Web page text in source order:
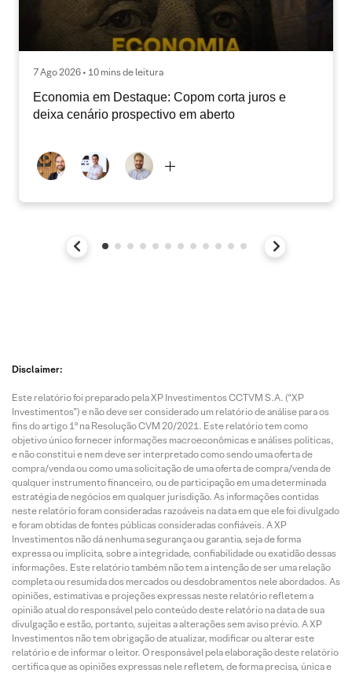
7 Ago 2026 • 10 mins de leitura
Economia em Destaque: Copom corta juros e
deixa cenário prospectivo em aberto
Disclaimer:
Este relatório foi preparado pela XP Investimentos CCTVM S.A. (“XP
Investimentos”) e não deve ser considerado um relatório de análise para os
fins do artigo 1º na Resolução CVM 20/2021. Este relatório tem como
objetivo único fornecer informações macroeconômicas e análises políticas,
e não constitui e nem deve ser interpretado como sendo uma oferta de
compra/venda ou como uma solicitação de uma oferta de compra/venda de
qualquer instrumento financeiro, ou de participação em uma determinada
estratégia de negócios em qualquer jurisdição. As informações contidas
neste relatório foram consideradas razoáveis na data em que ele foi divulgado
e foram obtidas de fontes públicas consideradas confiáveis. A XP
Investimentos não dá nenhuma segurança ou garantia, seja de forma
expressa ou implícita, sobre a integridade, confiabilidade ou exatidão dessas
informações. Este relatório também não tem a intenção de ser uma relação
completa ou resumida dos mercados ou desdobramentos nele abordados. As
opiniões, estimativas e projeções expressas neste relatório refletem a
opinião atual do responsável pelo conteúdo deste relatório na data de sua
divulgação e estão, portanto, sujeitas a alterações sem aviso prévio. A XP
Investimentos não tem obrigação de atualizar, modificar ou alterar este
relatório e de informar o leitor. O responsável pela elaboração deste relatório
certifica que as opiniões expressas nele refletem, de forma precisa, única e